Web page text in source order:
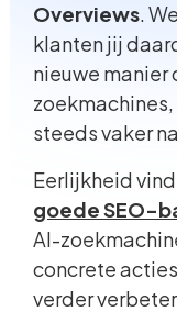
Overviews.
klanten jij
nieuwe manier
steeds vaker
Eerlijkheid
goede SEO-
AI-
concrete
verder